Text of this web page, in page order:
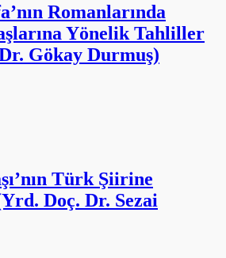
Romanlarında
Yönelik Tahliller
Gökay Durmuş)
Türk Şiirine
Doç. Dr. Sezai